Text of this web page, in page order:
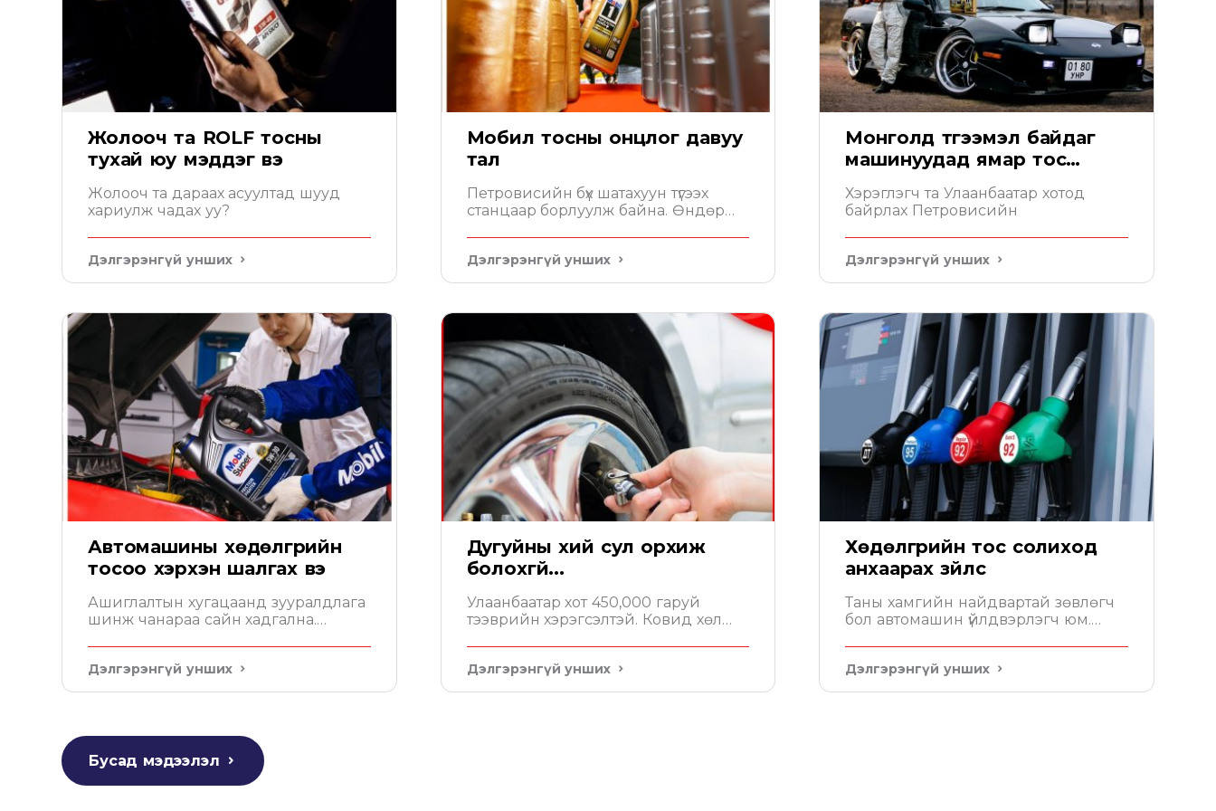
Жолооч та ROLF тосны
тухай юу мэддэг вэ
Жолооч та дараах асуултад шууд
хариулж чадах уу?
Дэлгэрэнгүй унших
Мобил тосны онцлог давуу
тал
Петровисийн бүх шатахуун түгээх
станцаар борлуулж байна. Өндөр
Дэлгэрэнгүй унших
Монголд түгээмэл байдаг
машинуудад ямар тос
Хэрэглэгч та Улаанбаатар хотод
байрлах Петровисийн
Дэлгэрэнгүй унших
Автомашины хөдөлгүүрийн
тосоо хэрхэн шалгах вэ
Ашиглалтын хугацаанд зууралдлага
шинж чанараа сайн хадгална.
Дэлгэрэнгүй унших
Дугуйны хий сул орхиж
болохгүй...
Улаанбаатар хот 450,000 гаруй
тээврийн хэрэгсэлтэй. Ковид хөл
нь багадаа 14 хоног сул зогсож
байна. Энэ үед нэг анхаарах зүйл нь
Дэлгэрэнгүй унших
Хөдөлгүүрийн тос солиход
анхаарах зүйлс
Таны хамгийн найдвартай зөвлөгч
бол автомашин үйлдвэрлэгч юм.
бичсэн байдаг. Уг зөвлөмжийн
дагуу тосоо сонгох хэрэгтэй.
Дэлгэрэнгүй унших
Бусад мэдээлэл